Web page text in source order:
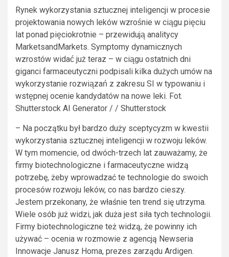
Rynek wykorzystania sztucznej inteligencji w procesie
projektowania nowych leków wzrośnie w ciągu pięciu
lat ponad pięciokrotnie – przewidują analitycy
MarketsandMarkets. Symptomy dynamicznych
wzrostów widać już teraz – w ciągu ostatnich dni
giganci farmaceutyczni podpisali kilka dużych umów na
wykorzystanie rozwiązań z zakresu SI w typowaniu i
wstępnej ocenie kandydatów na nowe leki. Fot.
Shutterstock AI Generator / / Shutterstock
– Na początku był bardzo duży sceptycyzm w kwestii
wykorzystania sztucznej inteligencji w rozwoju leków.
W tym momencie, od dwóch-trzech lat zauważamy, że
firmy biotechnologiczne i farmaceutyczne widzą
potrzebę, żeby wprowadzać te technologie do swoich
procesów rozwoju leków, co nas bardzo cieszy.
Jestem przekonany, że właśnie ten trend się utrzyma.
Wiele osób już widzi, jak duża jest siła tych technologii.
Firmy biotechnologiczne też widzą, że powinny ich
używać – ocenia w rozmowie z agencją Newseria
Innowacje Janusz Homa, prezes zarządu Ardigen.